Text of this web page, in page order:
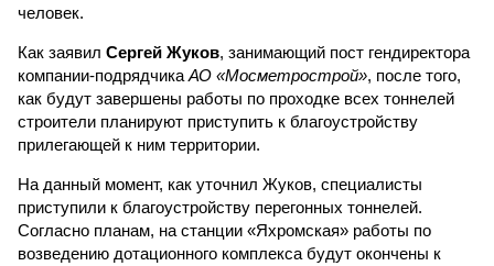
человек.
Как заявил Сергей Жуков, занимающий пост гендиректора
компании-подрядчика АО «Мосметрострой», после того,
как будут завершены работы по проходке всех тоннелей
строители планируют приступить к благоустройству
прилегающей к ним территории.
На данный момент, как уточнил Жуков, специалисты
приступили к благоустройству перегонных тоннелей.
Согласно планам, на станции «Яхромская» работы по
возведению дотационного комплекса будут окончены к